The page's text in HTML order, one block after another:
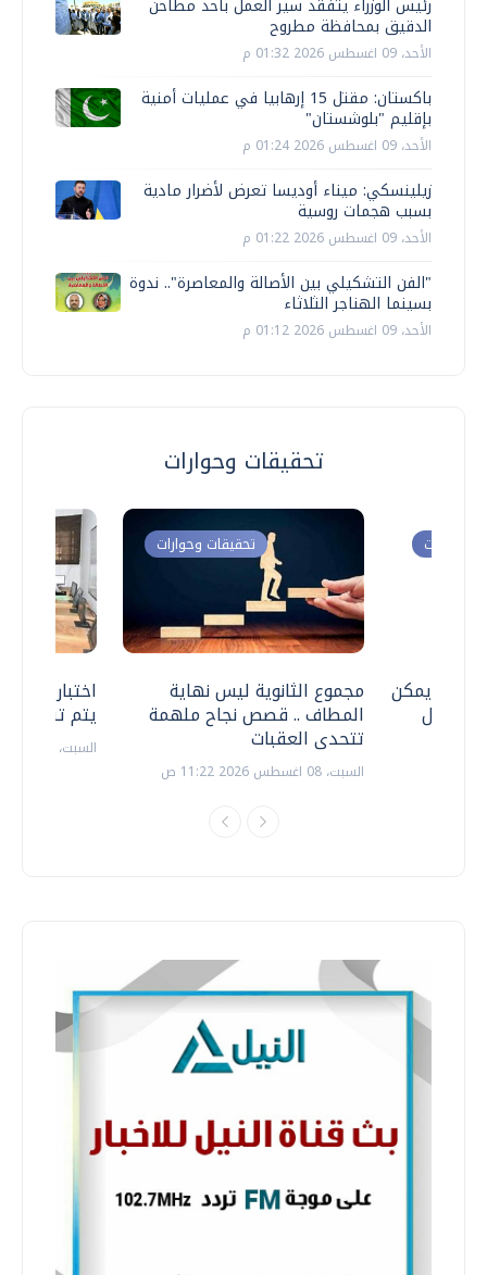
رئيس الوزراء يتفقد سير العمل بأحد مطاحن
الدقيق بمحافظة مطروح
الأحد، 09 اغسطس 2026 01:32 م
باكستان: مقتل 15 إرهابيا في عمليات أمنية
بإقليم "بلوشستان"
الأحد، 09 اغسطس 2026 01:24 م
زيلينسكي: ميناء أوديسا تعرض لأضرار مادية
بسبب هجمات روسية
الأحد، 09 اغسطس 2026 01:22 م
"الفن التشكيلي بين الأصالة والمعاصرة".. ندوة
بسينما الهناجر الثلاثاء
الأحد، 09 اغسطس 2026 01:12 م
تحقيقات وحوارات
اختبارات
يتم
السبت، 18 يوليو 2026 09:22 ص
تحقيقات وحوارات
مجموع الثانوية ليس نهاية
المطاف .. قصص نجاح ملهمة
تتحدى العقبات
السبت، 08 اغسطس 2026 11:22 ص
وحوارات
.. هل يمكن
نتعامل